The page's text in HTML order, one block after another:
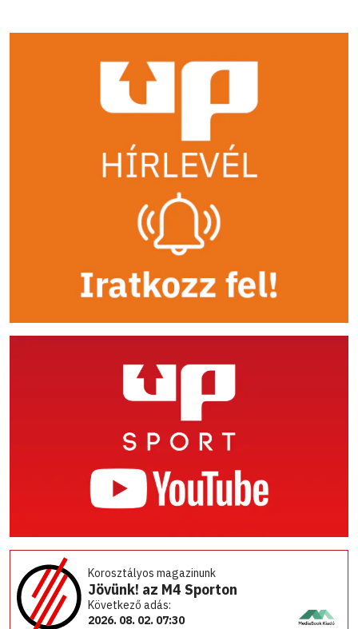
Korosztályos magazinunk
Jövünk! az M4 Sporton
Következő adás:
2026. 08. 02. 07:30